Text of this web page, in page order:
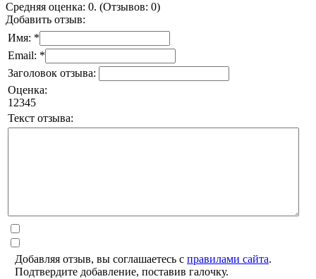
Средняя оценка: 0. (Отзывов: 0)
Добавить отзыв:
Имя: *
Email: *
Заголовок отзыва:
Оценка:
1 2345
Текст отзыва:
Добавляя отзыв, вы соглашаетесь с правилами сайта.
Подтвердите добавление, поставив галочку.